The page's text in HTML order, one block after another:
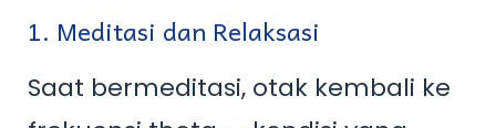
1. Meditasi dan Relaksasi
Saat bermeditasi, otak kembali ke